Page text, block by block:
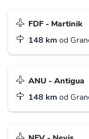
FDF - Martinik
148 km od
ANU - Antigua
148 km od